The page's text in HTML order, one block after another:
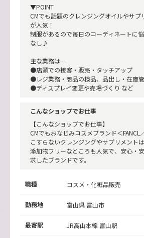
▼POINT
CMでも話題のクレンジングオイルやサプ
が人気！
制服があるので毎日のコーディネートに
なし♪
主な業務は…
●店頭での接客・販売・タッチアップ
●レジ業務・商品の検品、品出し・在庫
●ディスプレイ変更や売場づくり など
こんなショップでお仕事
【こんなショップでお仕事】
CMでもおなじみコスメブランド＜FANCL
こすらないクレンジングやサプリメント
添加物フリーなところも人気で、安心・
求したブランドです。
職種 コスメ・化粧品販売
勤務地 富山県 富山市
最寄駅 JR高山本線 富山駅